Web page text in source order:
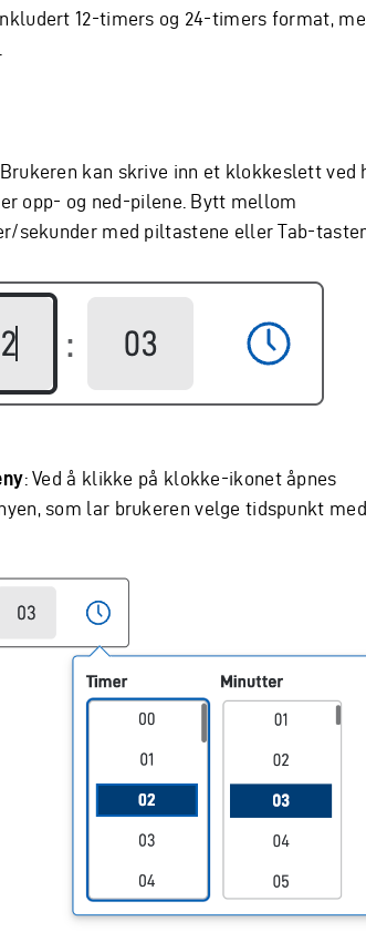
12-timers og 24-timers format,
kan skrive inn et klokkeslett ved
opp- og ned-pilene. Bytt mellom
sekunder med piltastene eller Tab-
: Ved å klikke på klokke-ikonet åpnes
som lar brukeren velge tidspunkt med